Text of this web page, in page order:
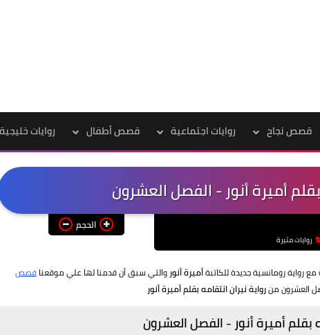
قصص نجاح روايات اجتماعية قصص أطفال روايات خليجية
بقلم أميرة أنور - الفصل العشرون
روايات مثيرة
الحجم
رواية رومانسية جديدة للكاتبةأميرة أنور والتي سبق أن قدمنا لها علي موقعناقصص
العشرون منرواية نيران انتقامه بقلم أميرة أنور
بقلم أميرة أنور - الفصل العشرون